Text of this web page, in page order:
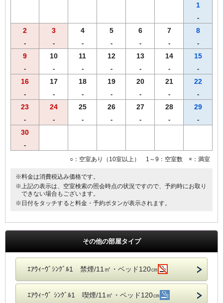
1
-
2
-
3
-
4
-
5
-
6
-
7
-
8
-
9
-
10
-
11
-
12
-
13
-
14
-
15
-
16
-
17
-
18
-
19
-
20
-
21
-
22
-
23
-
24
-
25
-
26
-
27
-
28
-
29
-
30
-
○：空室あり（10室以上） 1～9：空室数 ×：満室
※料金は消費税込み価格です。
※上記の表示は、空室検索の照会時点の状況ですので、予約時にお取り
できない場合もございます。
※日付をタッチすると料金・予約ボタンが表示されます。
その他の部屋タイプ
ｴｱｳｨｰｳﾞｼﾝｸﾞﾙ1 禁煙/11㎡・ベッド120㎝
ｴｱｳｨｰｳﾞ ｼﾝｸﾞﾙ1 喫煙/11㎡・ベッド120㎝